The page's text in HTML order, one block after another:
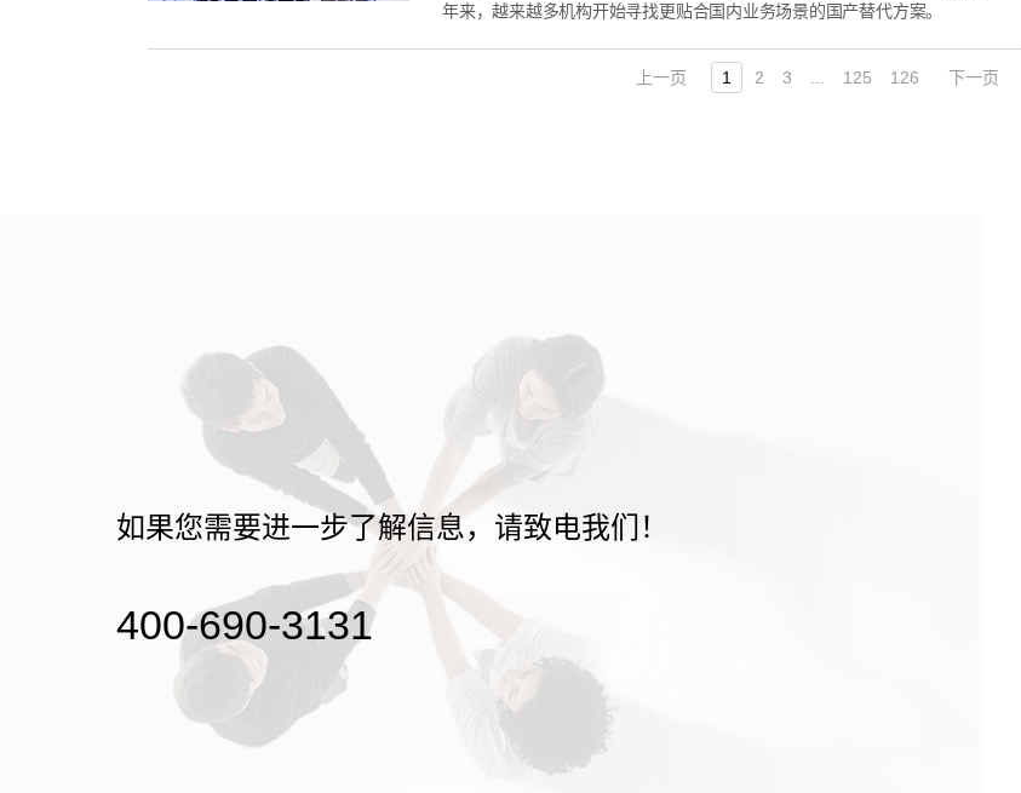
年来，越来越多机构开始寻找更贴合国内业务场景的国产替代方案。
上一页 1 2 3 125 126 下一页
如果您需要进一步了解信息，请致电我们！
400-690-3131